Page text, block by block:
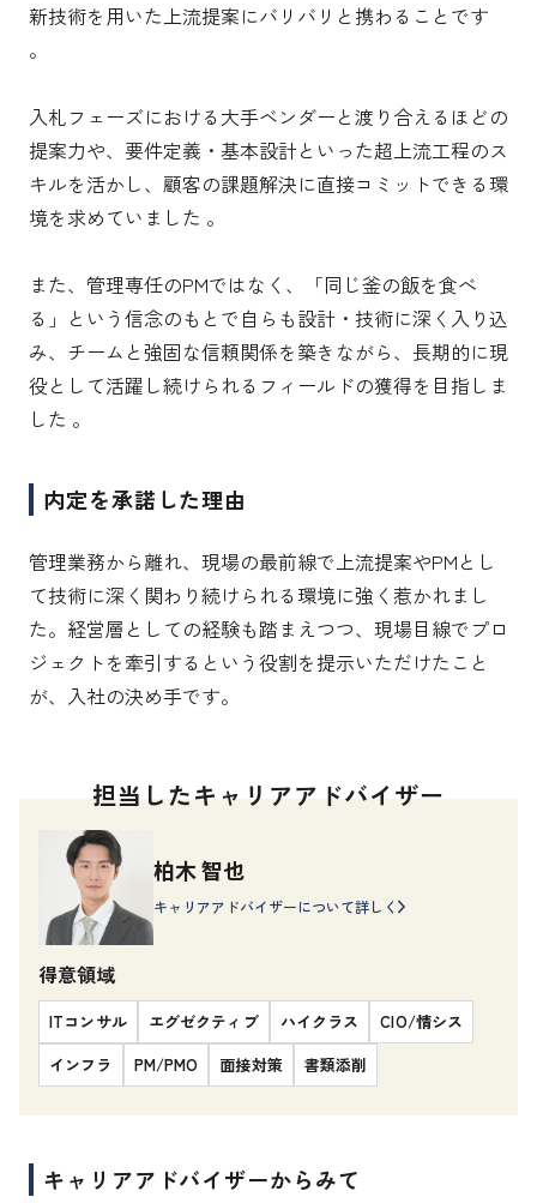
新技術を用いた上流提案にバリバリと携わることです
。
入札フェーズにおける大手ベンダーと渡り合えるほどの
提案力や、要件定義・基本設計といった超上流工程のス
キルを活かし、顧客の課題解決に直接コミットできる環
境を求めていました 。
また、管理専任のPMではなく、「同じ釜の飯を食べ
る」という信念のもとで自らも設計・技術に深く入り込
み、チームと強固な信頼関係を築きながら、長期的に現
役として活躍し続けられるフィールドの獲得を目指しま
した 。
内定を承諾した理由
管理業務から離れ、現場の最前線で上流提案やPMとし
て技術に深く関わり続けられる環境に強く惹かれまし
た。経営層としての経験も踏まえつつ、現場目線でプロ
ジェクトを牽引するという役割を提示いただけたこと
が、入社の決め手です。
担当したキャリアアドバイザー
柏木 智也
キャリアアドバイザーについて詳しく
得意領域
ITコンサル エグゼクティブ ハイクラス
CIO/情シス
インフラ
PM/PMO 面接対策 書類添削
キャリアアドバイザーからみて